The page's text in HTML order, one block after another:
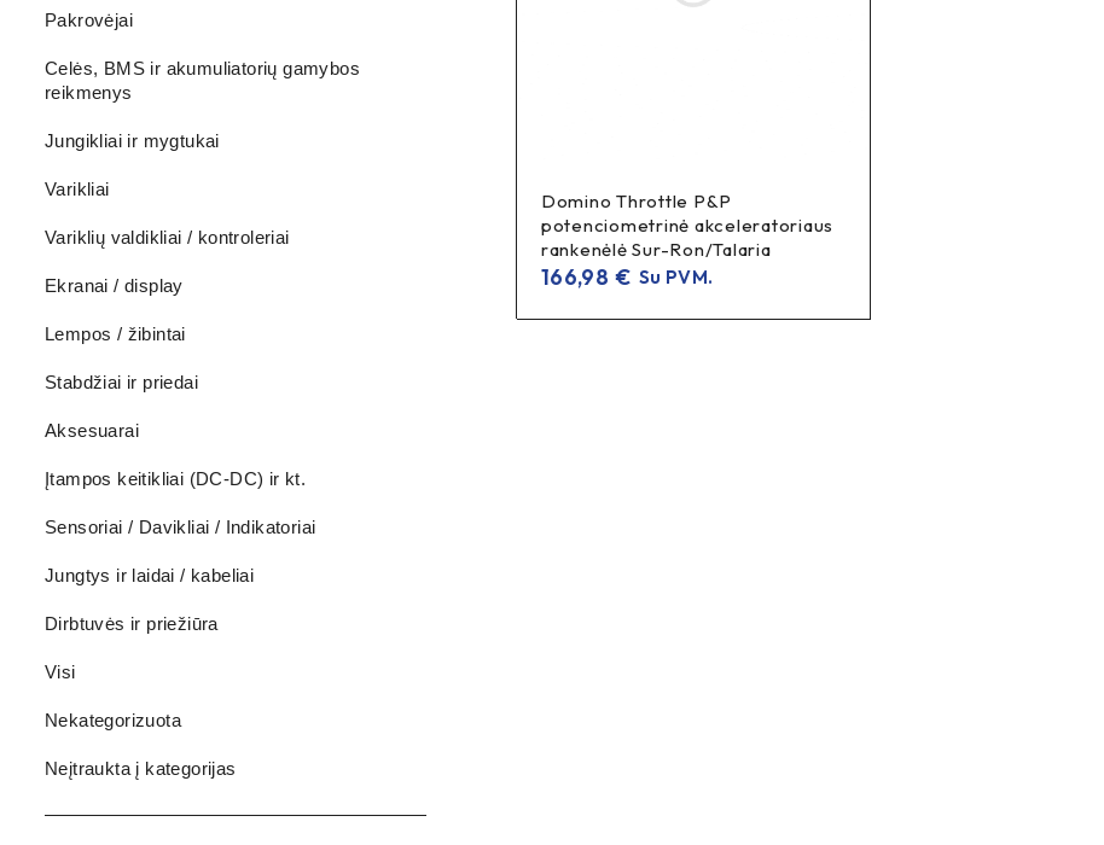
Pakrovėjai
Celės, BMS ir akumuliatorių gamybos
reikmenys
Jungikliai ir mygtukai
Varikliai
Variklių valdikliai / kontroleriai
Ekranai / display
Lempos / žibintai
Stabdžiai ir priedai
Aksesuarai
Įtampos keitikliai (DC-DC) ir kt.
Sensoriai / Davikliai / Indikatoriai
Jungtys ir laidai / kabeliai
Dirbtuvės ir priežiūra
Visi
Nekategorizuota
Neįtraukta į kategorijas
Domino Throttle P&P
potenciometrinė akceleratoriaus
rankenėlė Sur-Ron/Talaria
166,98 €Su PVM.